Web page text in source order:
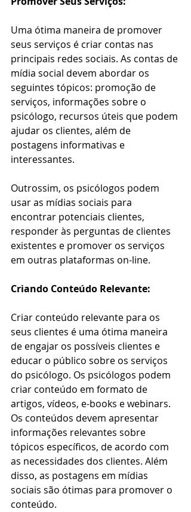
Uma ótima maneira de promover
seus serviços é criar contas nas
principais redes sociais. As contas de
mídia social devem abordar os
seguintes tópicos: promoção de
serviços, informações sobre o
psicólogo, recursos úteis que podem
ajudar os clientes, além de
postagens informativas e
interessantes.
Outrossim, os psicólogos podem
usar as mídias sociais para
encontrar potenciais clientes,
responder às perguntas de clientes
existentes e promover os serviços
em outras plataformas on-line.
Criando Conteúdo Relevante:
Criar conteúdo relevante para os
seus clientes é uma ótima maneira
de engajar os possíveis clientes e
educar o público sobre os serviços
do psicólogo. Os psicólogos podem
criar conteúdo em formato de
artigos, vídeos, e-books e webinars.
Os conteúdos devem apresentar
informações relevantes sobre
tópicos específicos, de acordo com
as necessidades dos clientes. Além
disso, as postagens em mídias
sociais são ótimas para promover o
conteúdo.